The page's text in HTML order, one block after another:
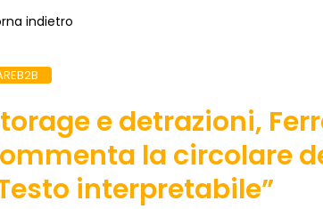
indietro
e detrazioni,
la circolare
interpretabile”